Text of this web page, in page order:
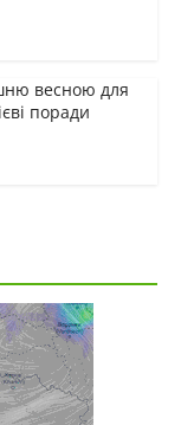
весною для
поради